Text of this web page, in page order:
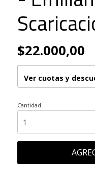
$22.000,00
Ver cuotas y
Cantidad